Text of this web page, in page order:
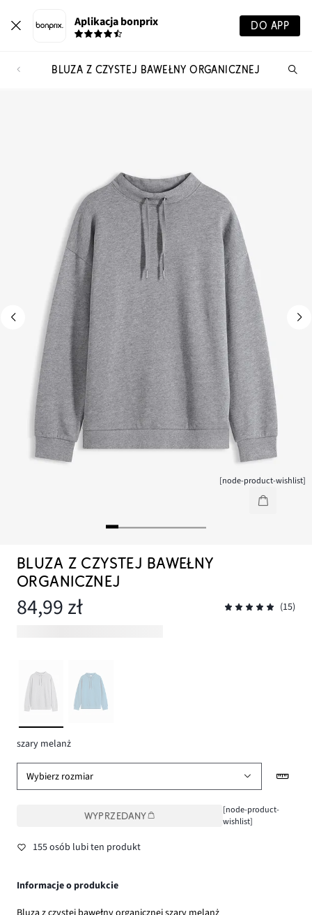
Aplikacja bonprix DO APP
BLUZA Z CZYSTEJ BAWEŁNY ORGANICZNEJ
[node-product-wishlist]
BLUZA Z CZYSTEJ BAWEŁNY
ORGANICZNEJ
84,99 zł (15)
szary melanż
Wybierz rozmiar
WYPRZEDANY
[node-product-
wishlist]
155 osób lubi ten produkt
Informacje o produkcie